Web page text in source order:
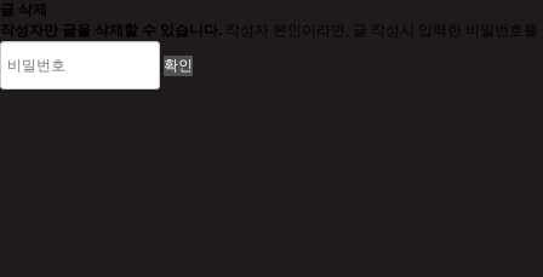
글 삭제
작성자만 글을 삭제할 수 있습니다. 작성자 본인이라면, 글 작성시 입력한 비밀번호